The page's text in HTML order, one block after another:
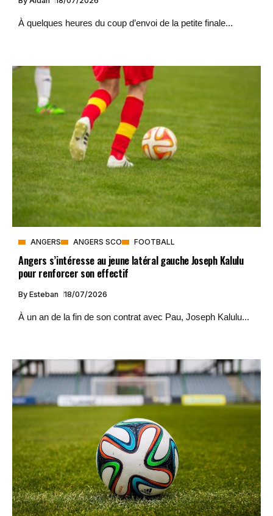
À quelques heures du coup d’envoi de la petite finale...
ANGERS ANGERS SCO FOOTBALL
Angers s’intéresse au jeune latéral gauche Joseph Kalulu
pour renforcer son effectif
By Esteban 18/07/2026
À un an de la fin de son contrat avec Pau, Joseph Kalulu...